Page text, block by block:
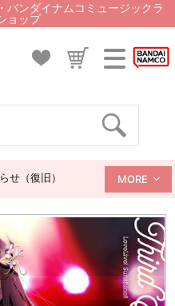
バンダイナムコミュージックラ
ョップ
せ（復旧） MORE